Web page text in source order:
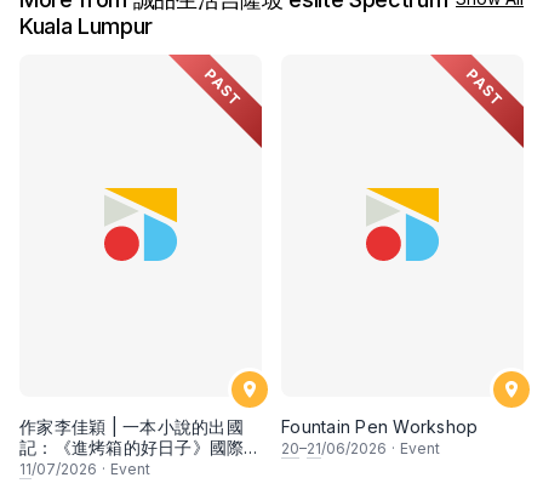
Kuala Lumpur
PAST
作家李佳穎 | 一本小說的出國
記：《進烤箱的好日子》國際出
版經驗與觀察
11/07/2026 · Event
PAST
Fountain Pen Workshop
20–21/06/2026 · Event